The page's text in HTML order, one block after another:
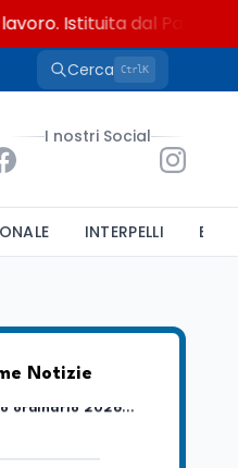
dal Parlamento
Cerca CtrlK
I nostri Social
INTERPELLI
Notizie
8 ago
il comitato
al Senato. La
del
8 ago
è la Giornata
in memoria
nel 1956
8 ago
ordinario 2026
8 ago